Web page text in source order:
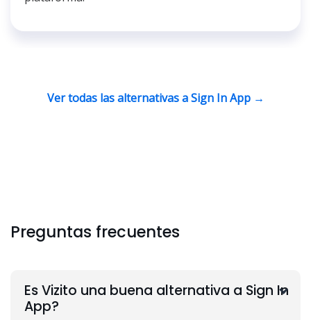
Ver todas las alternativas a Sign In App →
Preguntas frecuentes
Es Vizito una buena alternativa a Sign In
App?